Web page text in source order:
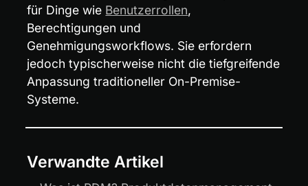
für Dinge wie Benutzerrollen,
Berechtigungen und
Genehmigungsworkflows. Sie erfordern
jedoch typischerweise nicht die tiefgreifende
Anpassung traditioneller On-Premise-
Systeme.
Verwandte Artikel